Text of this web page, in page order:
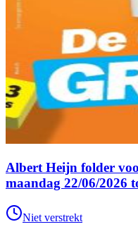
Albert Heijn folder
maandag 22/06/2026
Niet verstrekt